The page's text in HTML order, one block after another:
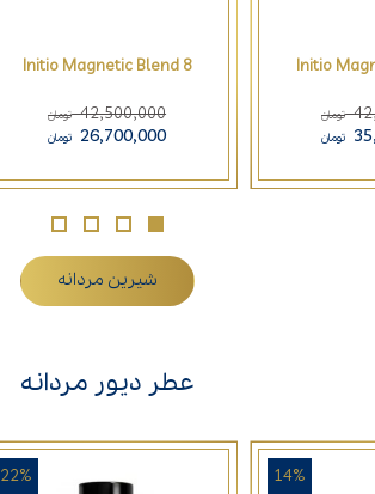
Initio
تومان
تومان
Initio Magnetic Blend 8
42,500,000 تومان
26,700,000 تومان
شیرین مردانه
عطر دیور مردانه
14%
22%